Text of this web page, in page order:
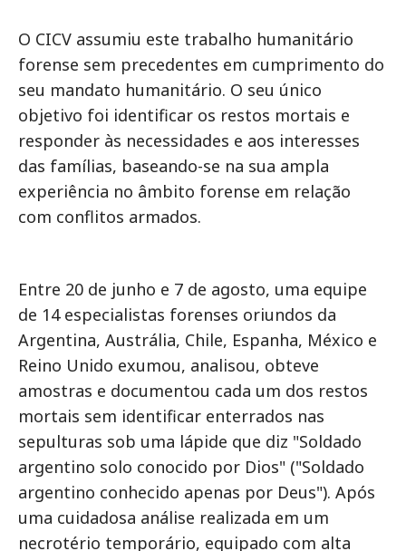
O CICV assumiu este trabalho humanitário
forense sem precedentes em cumprimento do
seu mandato humanitário. O seu único
objetivo foi identificar os restos mortais e
responder às necessidades e aos interesses
das famílias, baseando-se na sua ampla
experiência no âmbito forense em relação
com conflitos armados.
Entre 20 de junho e 7 de agosto, uma equipe
de 14 especialistas forenses oriundos da
Argentina, Austrália, Chile, Espanha, México e
Reino Unido exumou, analisou, obteve
amostras e documentou cada um dos restos
mortais sem identificar enterrados nas
sepulturas sob uma lápide que diz "Soldado
argentino solo conocido por Dios" ("Soldado
argentino conhecido apenas por Deus"). Após
uma cuidadosa análise realizada em um
necrotério temporário, equipado com alta